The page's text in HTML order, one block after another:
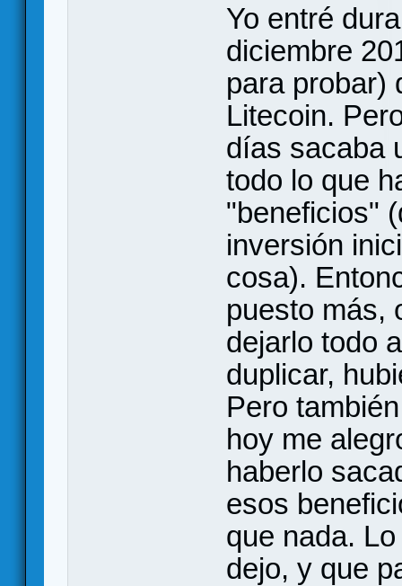
Yo entré
diciembre
para probar)
Litecoin.
días sacaba
todo lo que
"beneficios"
inversión
cosa).
puesto más,
dejarlo todo
duplicar,
Pero
hoy me
haberlo
esos
que nada.
dejo, y que